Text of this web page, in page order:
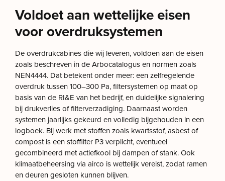
Voldoet aan wettelijke eisen
voor overdruksystemen
De overdrukcabines die wij leveren, voldoen aan de eisen
zoals beschreven in de Arbocatalogus en normen zoals
NEN4444. Dat betekent onder meer: een zelfregelende
overdruk tussen 100–300 Pa, filtersystemen op maat op
basis van de RI&E van het bedrijf, en duidelijke signalering
bij drukverlies of filterverzadiging. Daarnaast worden
systemen jaarlijks gekeurd en volledig bijgehouden in een
logboek. Bij werk met stoffen zoals kwartsstof, asbest of
compost is een stoffilter P3 verplicht, eventueel
gecombineerd met actiefkool bij dampen of stank. Ook
klimaatbeheersing via airco is wettelijk vereist, zodat ramen
en deuren gesloten kunnen blijven.